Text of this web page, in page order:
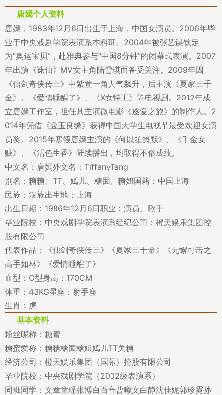
唐嫣个人资料
唐嫣，1983年12月6日出生于上海，中国女演员。2006年毕
业于中央戏剧学院表演系本科班。2004年被张艺谋钦定
为“奥运宝贝”，赴雅典参与“中国8分钟”的闭幕式表演。2007
年出演《诛仙》MV女主角陆雪琪而备受关注。2009年因
《仙剑奇侠传三》中紫萱一角人气飙升，后主演《夏家三千
金》、《爱情睡醒了》、《X女特工》等电视剧。2012年成
立唐嫣工作室，担任其主演微电影《逐爱之旅》的制作人。2
014年凭借《金玉良缘》获得中国大学生电视节最受欢迎女演
员奖。2015年寒假唐嫣主演的《何以笙箫默》、《千金女
贼》、《活色生香》陆续播出，均取得不俗成绩。
中文名：唐嫣外文名：TiffanyTang
别名：糖糖、TT、嫣儿、糖囡、糖妞国籍：中国上海
民族：汉族出生地：上海
出生日期：1986年12月6日职业：演员、歌手
毕业院校：中央戏剧学院表演系经纪公司：橙天娱乐集团控
股有限公司
代表作品：《仙剑奇侠传三》《夏家三千金》《无懈可击之
高手如林》《爱情睡醒了》
血型：O型身高：170CM
体重：43KG星座：射手座
生肖：虎
基本资料
粉丝昵称：糖蜜
糖蜜爱称：糖糖糖囡糖妞嫣儿TT美糖
经济公司：橙天娱乐集团（国际）控股有限公司
毕业院校：中央戏剧学院（2002级表演系）
同班同学：文章童瑶张博白百合曹曦文白静沈佳妮郭珍霓孙